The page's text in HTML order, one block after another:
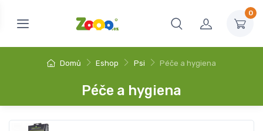
0
Domů Eshop Psi Péče a hygiena
Péče a hygiena